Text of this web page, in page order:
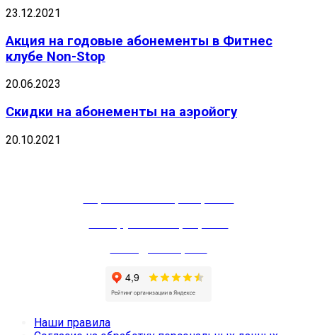
23.12.2021
Акция на годовые абонементы в Фитнес
клубе Non-Stop
20.06.2023
Скидки на абонементы на аэройогу
20.10.2021
Наши правила